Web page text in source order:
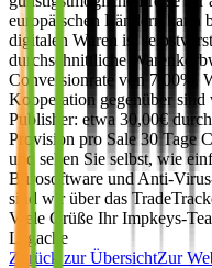
europäischen Ländern kann
digitalen Waren ist
durchschnittliche
Conversionrate von 7,00%.
Kooperation gegenüber
Publisher: etwa 30,00€
Provision pro Sale 30 Tage
und sehen Sie selbst, wie
Bürosoftware und Anti-
sind wir über das
Viele Grüße Ihr Impkeys-
Lagache
Zurück zur ÜbersichtZur